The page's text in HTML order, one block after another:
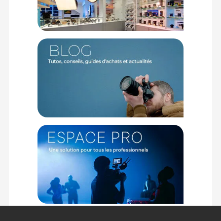
Réglages fluides et pratiques
Grâce à une rotule ajustable à 360° et une vis moletée
ergonomique, le réglage des angles se fait sans outil,
rapidement et précisément. Un trou de fixation permet
également un serrage renforcé à l’aide de la clé Allen incluse.
Des patins intégrés au niveau des connexions protègent vos
appareils contre les rayures et l’usure, prolongeant ainsi leur
Smallrig :
GENERAL
Modèle : Support bras magique 11" 5309
Référence : 5309
TECHNIQUE